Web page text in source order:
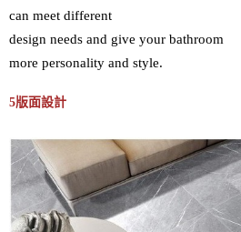
can meet different
design needs and give your bathroom
more personality and style.
5版面設計